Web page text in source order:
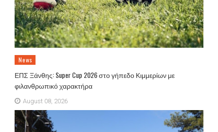
News
ΕΠΣ Ξάνθης: Super Cup 2026 στο γήπεδο Κιμμερίων με
φιλανθρωπικό χαρακτήρα
August 08, 2026